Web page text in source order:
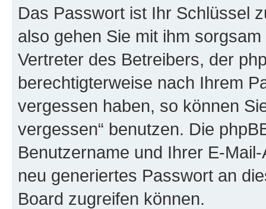
Das Passwort ist Ihr Schlüssel
also gehen Sie mit ihm
Vertreter des Betreibers, der
berechtigterweise nach Ihrem
vergessen haben, so können
vergessen“ benutzen. Die
Benutzername und Ihrer E-
neu generiertes Passwort an
Board zugreifen können.